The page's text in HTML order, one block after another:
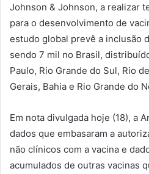
Johnson & Johnson, a realizar
para o desenvolvimento de
estudo global prevê a inclusão
sendo 7 mil no Brasil,
Paulo, Rio Grande do Sul, Rio
Gerais, Bahia e Rio Grande do
Em nota divulgada hoje (18), a
dados que embasaram a
não clínicos com a vacina e
acumulados de outras vacinas